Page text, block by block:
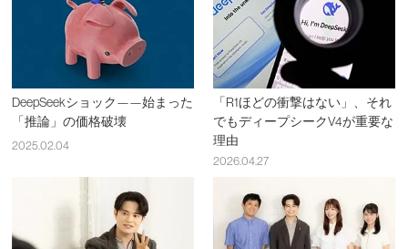
DeepSeekショック——始まった
「推論」の価格破壊
2025.02.04
「R1ほどの衝撃はない」、それ
でもディープシークV4が重要な
理由
2026.04.27